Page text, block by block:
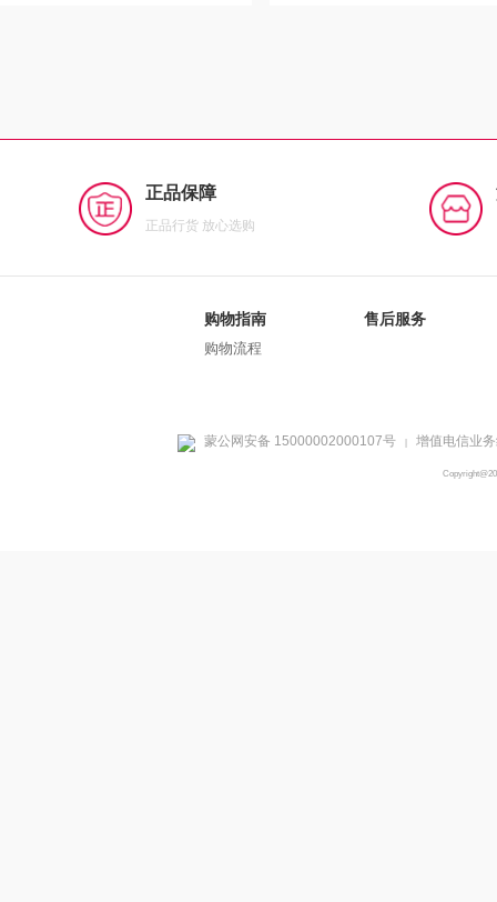
正品保障
正品行货 放心选购
购物指南
购物流程
售后服务
蒙公网安备 15000002000107号 | 增值电信业